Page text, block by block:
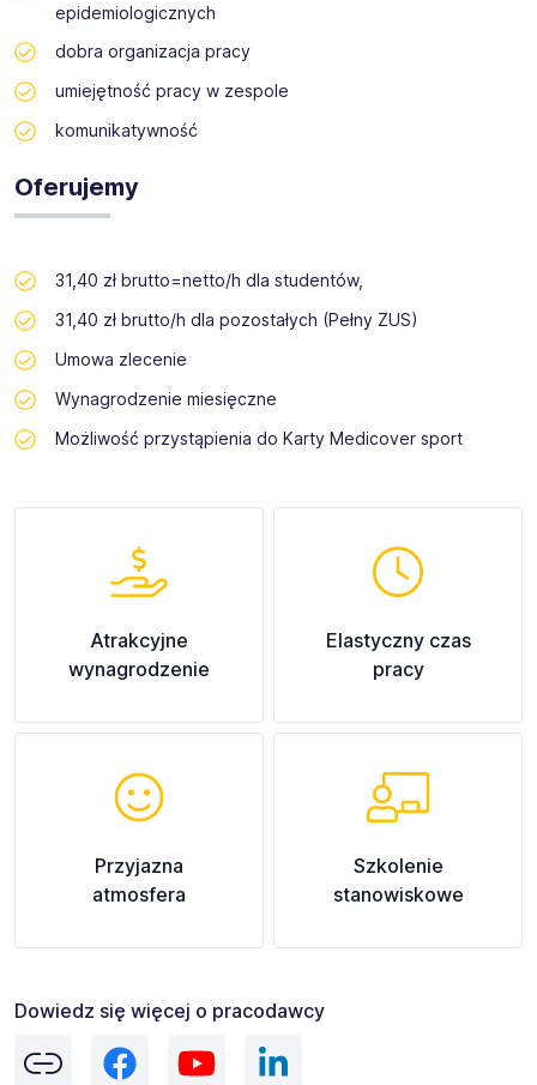
epidemiologicznych
dobra organizacja pracy
umiejętność pracy w zespole
komunikatywność
Oferujemy
31,40 zł brutto=netto/h dla studentów,
31,40 zł brutto/h dla pozostałych (Pełny ZUS)
Umowa zlecenie
Wynagrodzenie miesięczne
Możliwość przystąpienia do Karty Medicover sport
Atrakcyjne
wynagrodzenie
Elastyczny czas
pracy
Przyjazna
atmosfera
Szkolenie
stanowiskowe
Dowiedz się więcej o pracodawcy